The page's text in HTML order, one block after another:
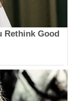
Rethink Good